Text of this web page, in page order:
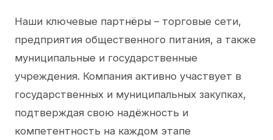
Наши ключевые партнёры – торговые сети,
предприятия общественного питания, а также
муниципальные и государственные
учреждения. Компания активно участвует в
государственных и муниципальных закупках,
подтверждая свою надёжность и
компетентность на каждом этапе